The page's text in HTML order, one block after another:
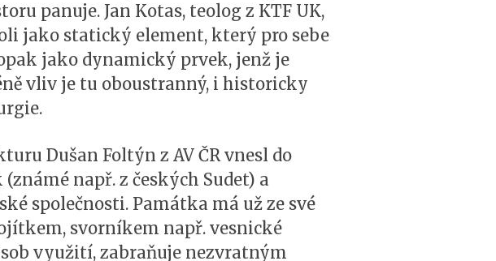
panuje. Jan Kotas, teolog z KTF UK,
jako statický element, který pro sebe
jako dynamický prvek, jenž je
vliv je tu oboustranný, i historicky
Dušan Foltýn z AV ČR vnesl do
např. z českých Sudet) a
společnosti. Památka má už ze své
svorníkem např. vesnické
využití, zabraňuje nezvratným